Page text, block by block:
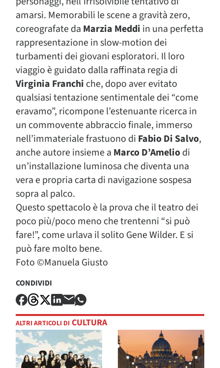
amarsi. Memorabili le scene a gravità zero,
coreografate da Marzia Meddi in una perfetta
rappresentazione in slow-motion dei
turbamenti dei giovani esploratori. Il loro
viaggio è guidato dalla raffinata regia di
Virginia Franchi che, dopo aver evitato
qualsiasi tentazione sentimentale dei “come
eravamo”, ricompone l’estenuante ricerca in
un commovente abbraccio finale, immerso
nell’immateriale frastuono di Fabio Di Salvo,
anche autore insieme a Marco D’Ameliodi
un’installazione luminosa che diventa una
vera e propria carta di navigazione sospesa
sopra al palco.
Questo spettacolo è la prova che il teatro dei
poco più/poco meno che trentenni “si può
fare!”, come urlava il solito Gene Wilder. E si
può fare molto bene.
Foto ©Manuela Giusto
CONDIVIDI
ALTRI ARTICOLI DI CULTURA